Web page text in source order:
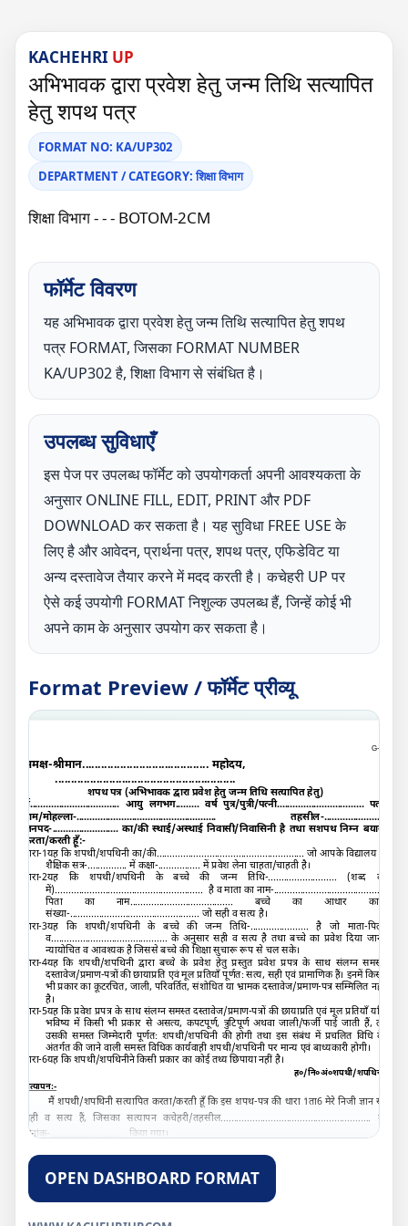
KACHEHRI UP
अभिभावक द्वारा प्रवेश हेतु जन्म तिथि सत्यापित
हेतु शपथ पत्र
FORMAT NO: KA/UP302
DEPARTMENT / CATEGORY: शिक्षा विभाग
शिक्षा विभाग - - - BOTOM-2CM
फॉर्मेट विवरण
यह अभिभावक द्वारा प्रवेश हेतु जन्म तिथि सत्यापित हेतु शपथ
पत्र FORMAT, जिसका FORMAT NUMBER
KA/UP302 है, शिक्षा विभाग से संबंधित है।
उपलब्ध सुविधाएँ
इस पेज पर उपलब्ध फॉर्मेट को उपयोगकर्ता अपनी आवश्यकता के
अनुसार ONLINE FILL, EDIT, PRINT और PDF
DOWNLOAD कर सकता है। यह सुविधा FREE USE के
लिए है और आवेदन, प्रार्थना पत्र, शपथ पत्र, एफिडेविट या
अन्य दस्तावेज तैयार करने में मदद करती है। कचेहरी UP पर
ऐसे कई उपयोगी FORMAT निशुल्क उपलब्ध हैं, जिन्हें कोई भी
अपने काम के अनुसार उपयोग कर सकता है।
Format Preview / फॉर्मेट प्रीव्यू
G-
समक्ष-श्रीमान........................................ महोदय,
.........................................................
शपथ पत्र (अभिभावक द्वारा प्रवेश हेतु जन्म तिथि सत्यापित हेतु)
मैं.................................. आयु लगभग......... वर्ष पुत्र/पुत्री/पत्नी................................. पता
ग्राम/मोहल्ला-..................................................... तहसील-.......................
जनपद-......................... का/की स्थाई/अस्थाई निवासी/निवासिनी है तथा सशपथ निम्न बयान
करता/करती हूँ:-
धारा-1यह कि शपथी/शपथिनी का/की........................................................ जो आपके विद्यालय में
शैक्षिक सत्र-............... में कक्षा-................ में प्रवेश लेना चाहता/चाहती है।
धारा-2यह किशपथी/शपथिनी के बच्चे की जन्म तिथि-.......................... (शब्द दो
में)........................................................ है व माता का नाम-..........................................
पिता का नाम....................................... बच्चे का आधार कार्ड
संख्या-................................................. जो सही व सत्य है।
धारा-3यह कि शपथी/शपथिनी के बच्चे की जन्म तिथि-...................... है जो माता-पिता
व............................................ के अनुसार सही व सत्य है तथा बच्चे का प्रवेश दिया जाना
न्यायोचित व आवश्यक है जिससे बच्चे की शिक्षा सुचारू रूप से चल सके।
धारा-4यह कि शपथी/शपथिनी द्वारा बच्चे के प्रवेश हेतु प्रस्तुत प्रवेश प्रपत्र के साथ संलग्न समस्त
दस्तावेज/प्रमाण-पत्रों की छायाप्रति एवं मूल प्रतियाँ पूर्णतः सत्य, सही एवं प्रामाणिक हैं। इनमें किसी
भी प्रकार का कूटरचित, जाली,परिवर्तित,संशोधित या भ्रामक दस्तावेज/प्रमाण-पत्र सम्मिलित नहीं
है।
धारा-5यह कि प्रवेश प्रपत्र के साथ संलग्न समस्त दस्तावेज/प्रमाण-पत्रों की छायाप्रति एवं मूल प्रतियाँ यदि
भविष्य में किसी भी प्रकार से असत्य, कपटपूर्ण, त्रुटिपूर्ण अथवा जाली/फर्जी पाई जाती हैं,तो
उसकी समस्त जिम्मेदारी पूर्णतः शपथी/शपथिनी की होगी तथा इस संबंध में प्रचलित विधि के
अंतर्गत की जाने वाली समस्त विधिक कार्यवाही शपथी/शपथिनी पर मान्य एवं बाध्यकारी होगी।
धारा-6यह कि शपथी/शपथिनीने किसी प्रकार का कोई तथ्य छिपाया नहीं है।
ह०/नि०अं०शपथी/शपथिनी
सत्यापन:-
मैं शपथी/शपथिनी सत्यापित करता/करती हूँ कि इस शपथ-पत्र की धारा 1ता6 मेरे निजी ज्ञान से
सही व सत्य हैं,जिसका सत्यापन कचेहरी/तहसील......................................................... में
दिनांक-............................. किया गया।
OPEN DASHBOARD FORMAT